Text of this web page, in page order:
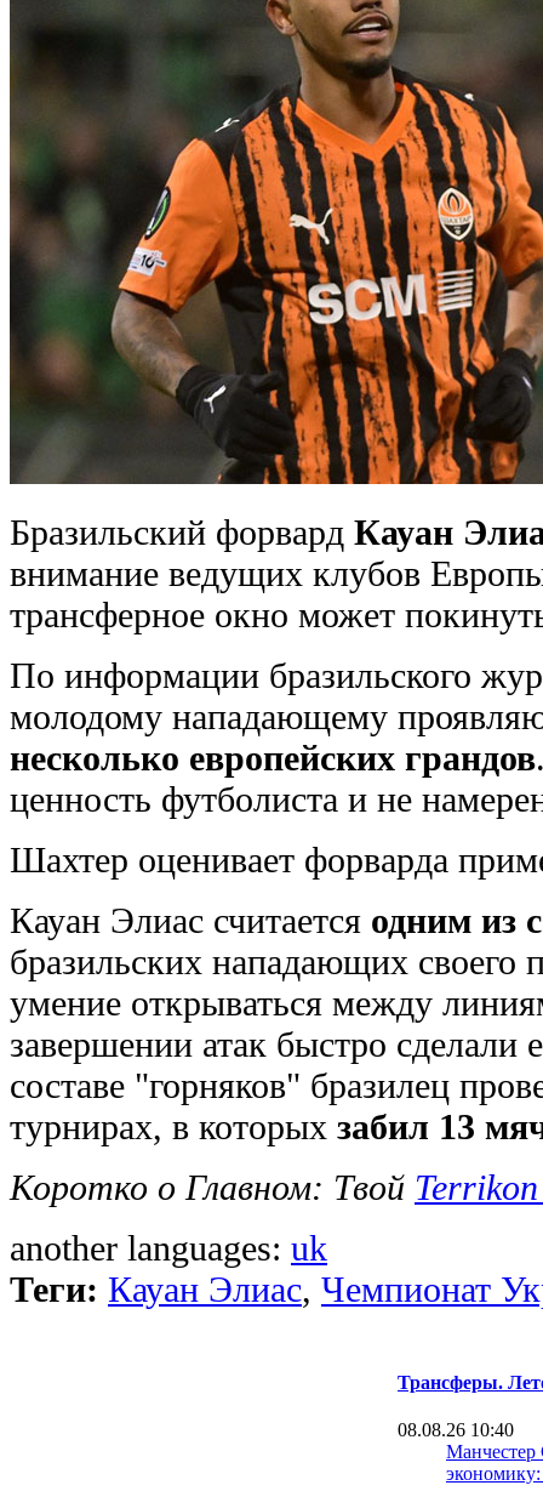
Бразильский форвард Кауан
внимание ведущих клубов
трансферное окно может
По информации бразильского
молодому нападающему
несколько европейских гpaндов
ценность футболиста и не
Шахтер оценивает форварда
Кауан Элиас считается одним из
бразильских нападающих своего
умение открываться между
завершении атак быстро сделали
составе "горняков" бразилец
турнирах, в которых забил 13
Коротко о Главном: Твой
another languages: uk
Теги: Кауан Элиас, Чемпионат
Трансферы.
08.08.26 10:40
Манчестер